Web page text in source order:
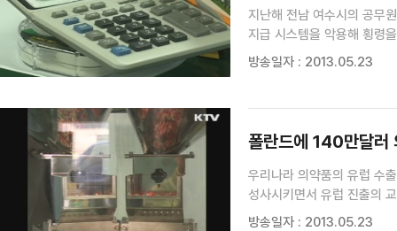
지난해 전남 여수시의 공무
지급 시스템을 악용해 횡령
표윤신 기자입니다. 충남공
방송일자 : 2013.05.23
폴란드에 140만달러
우리나라 의약품의 유럽 수
성사시키면서 유럽 진출의
제약시장 규모는 9500억
방송일자 : 2013.05.23